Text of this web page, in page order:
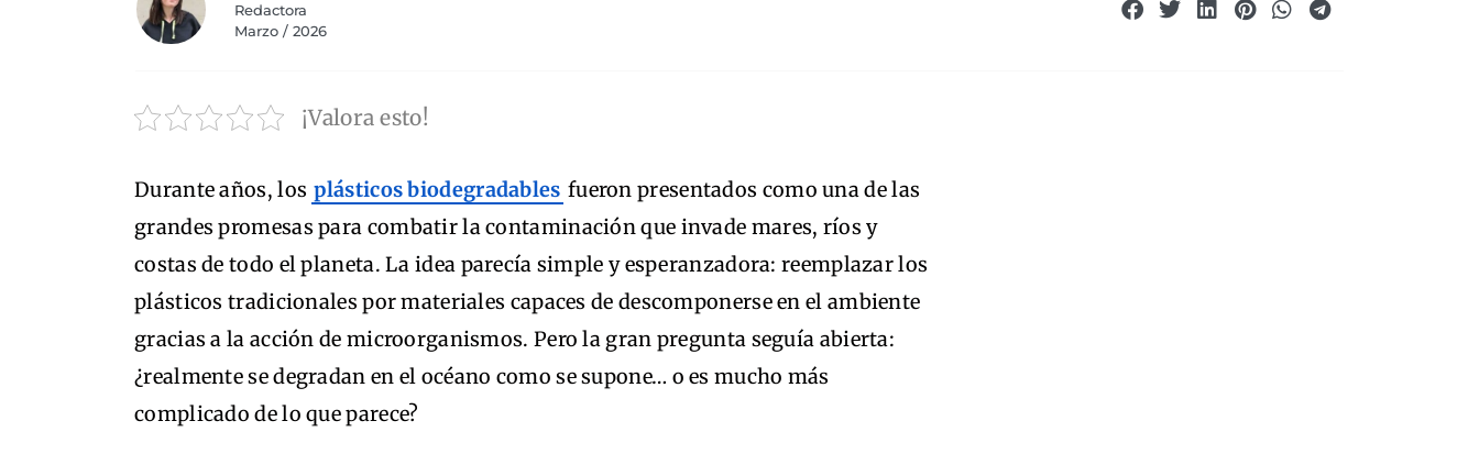
Redactora
Marzo / 2026
¡Valora esto!
Durante años, los plásticos biodegradables fueron presentados como una de las
grandes promesas para combatir la contaminación que invade mares, ríos y
costas de todo el planeta. La idea parecía simple y esperanzadora: reemplazar los
plásticos tradicionales por materiales capaces de descomponerse en el ambiente
gracias a la acción de microorganismos. Pero la gran pregunta seguía abierta:
¿realmente se degradan en el océano como se supone… o es mucho más
complicado de lo que parece?